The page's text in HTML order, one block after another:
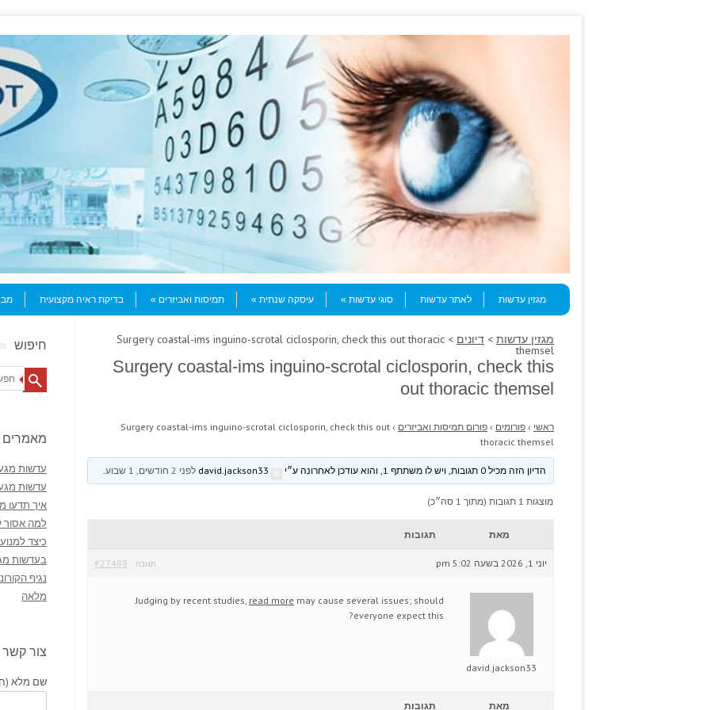
Menu
Skip to content
מגזין עדשות
לאתר עדשות סוגי עדשות עיסקה שנתית תמיסות ואביזרים בדיקת ראיה מקצועית
מגזין עדשות > דיונים > Surgery coastal-ims inguino-scrotal ciclosporin, check this out thoracic
themsel
Surgery coastal-ims inguino-scrotal ciclosporin, check this
out thoracic themsel
ראשי › פורומים › פורום תמיסות ואביזרים ›
Surgery coastal-ims inguino-scrotal ciclosporin, check this out
thoracic themsel
הדיון הזה מכיל 0 תגובות, ויש לו משתתף 1, והוא עודכן לאחרונה ע״י לפני 2 חודשים, 1 שבוע
מוצגות 1 תגובות (מתוך 1 סה״כ)
מאת תגובות
יוני 1, 2026 בשעה 5:02 pm #27488 תגובה
david.jackson33
Judging by recent studies, read more may cause several issues; should
everyone expect this?
מאת תגובות
חיפוש
Search
מאמרים
עדשות
עדשות
איך תדעו
למה אסור
כיצד
בעדשות
נגיף
מלאה
צור קשר
שם מלא